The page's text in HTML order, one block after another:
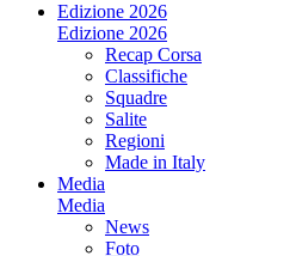
Edizione 2026
Edizione 2026
Recap Corsa
Classifiche
Squadre
Salite
Regioni
Made in Italy
Media
Media
News
Foto